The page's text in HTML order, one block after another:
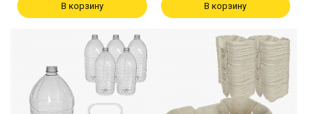
В корзину В корзину